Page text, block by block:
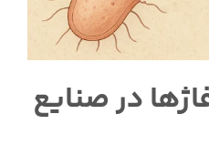
در صنایع